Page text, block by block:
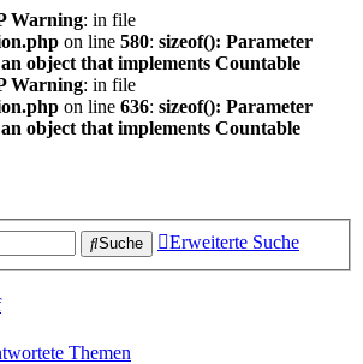
Warning: in file
on line 580: sizeof(): Parameter
object that implements Countable
Warning: in file
on line 636: sizeof(): Parameter
object that implements Countable
Suche Erweiterte Suche
Themen